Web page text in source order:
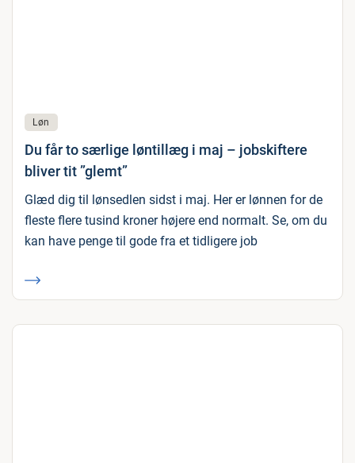
Løn
Du får to særlige løntillæg i maj – jobskiftere
bliver tit ”glemt”
Glæd dig til lønsedlen sidst i maj. Her er lønnen for de
fleste flere tusind kroner højere end normalt. Se, om du
kan have penge til gode fra et tidligere job